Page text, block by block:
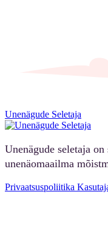
Unenägude Seletaja
Unenägude seletaja
unenäomaailma
Privaatsuspoliitika